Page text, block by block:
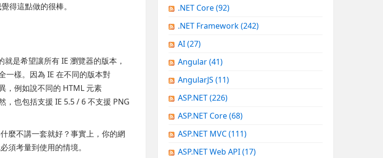
得這點做的很棒。
是希望讓所有 IE 瀏覽器的版本，
一樣。因為 IE 在不同的版本對
，例如說不同的 HTML 元素
也包括支援 IE 5.5 / 6 不支援 PNG
麼不講一套就好？事實上，你的網
須考量到使用的情境。
.NET Core(92)
.NET Framework(242)
AI(27)
Angular(41)
AngularJS (11)
ASP.NET(226)
ASP.NET Core(68)
ASP.NET MVC(111)
ASP.NET Web API(17)